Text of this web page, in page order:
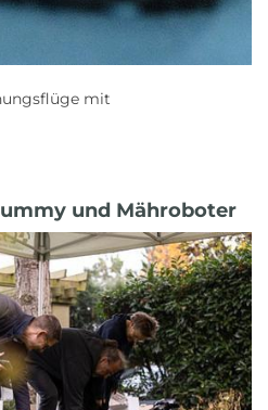
mit
und Mähroboter